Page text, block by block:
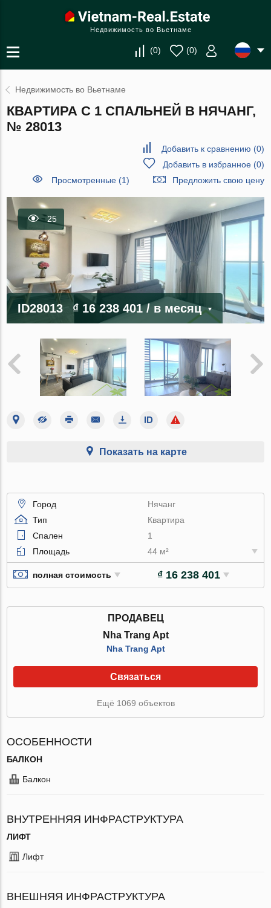
Недвижимость во Вьетнаме
(0) (0)
Недвижимость во Вьетнаме
КВАРТИРА С 1 СПАЛЬНЕЙ В НЯЧАНГ,
№ 28013
Добавить к сравнению (0)
Добавить в избранное(0)
Просмотренные (1)
Предложить свою цену
25
ID28013 ₫ 16 238 401/ в месяц
Показать на карте
Город
Нячанг
Тип
Квартира
Спален
1
Площадь
44 м²
полная стоимость ₫ 16 238 401
ПРОДАВЕЦ
Nha Trang Apt
Nha Trang Apt
Связаться
Ещё 1069 объектов
ОСОБЕННОСТИ
БАЛКОН
Балкон
ВНУТРЕННЯЯ ИНФРАСТРУКТУРА
ЛИФТ
Лифт
ВНЕШНЯЯ ИНФРАСТРУКТУРА